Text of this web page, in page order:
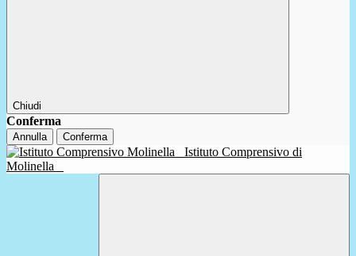
Chiudi
Conferma
Annulla Conferma
Istituto Comprensivo di
Molinella